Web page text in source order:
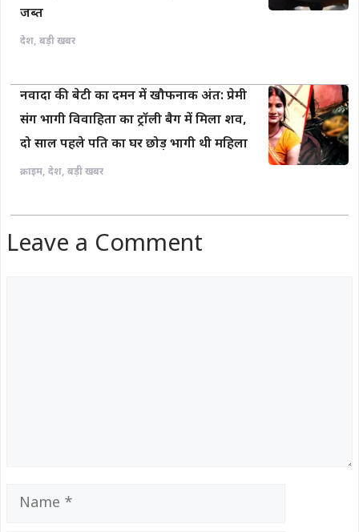
जब्त
देश, बड़ी खबर
नवादा की बेटी का दमन में खौफनाक अंत: प्रेमी
संग भागी विवाहिता का ट्रॉली बैग में मिला शव,
दो साल पहले पति का घर छोड़ भागी थी महिला
क्राइम, देश, बड़ी खबर
Leave a Comment
Name